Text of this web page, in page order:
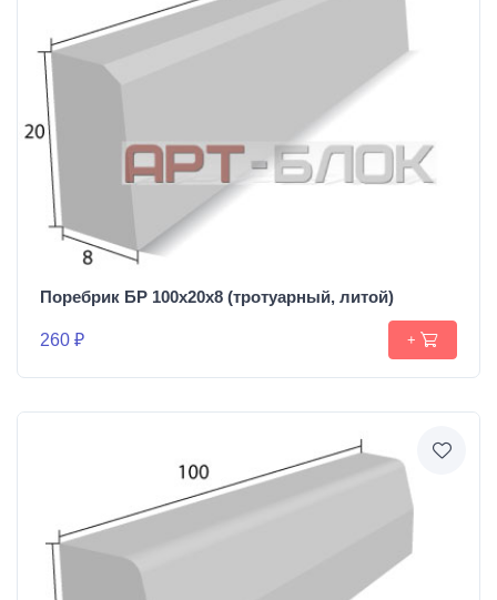
Поребрик БР 100х20х8 (тротуарный, литой)
260 ₽ +